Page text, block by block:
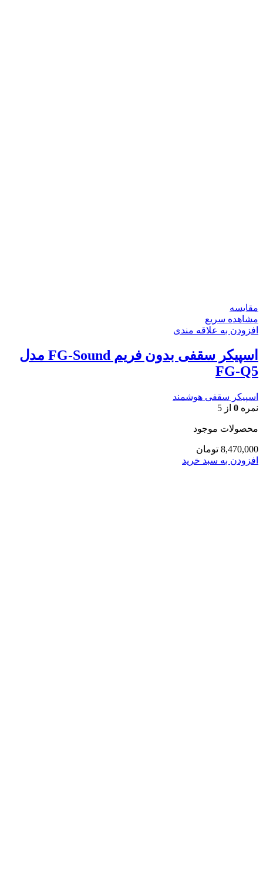
مقایسه
مشاهده سریع
افزودن به علاقه مندی
اسپیکر سقفی بدون فریم FG-Sound مدل
FG-Q5
اسپیکر سقفی هوشمند
نمره 0 از 5
محصولات موجود
8,470,000 تومان
افزودن به سبد خرید